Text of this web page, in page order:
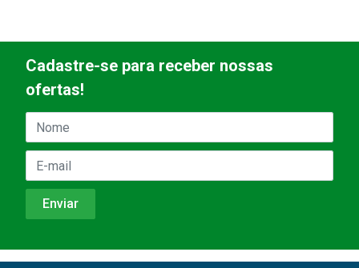
Cadastre-se para receber nossas
ofertas!